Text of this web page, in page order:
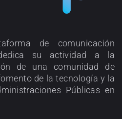
de comunicación
su actividad a la
de una comunidad de
de la tecnología y la
Públicas en